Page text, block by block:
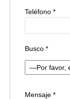
Teléfono *
Busco *
Mensaje *